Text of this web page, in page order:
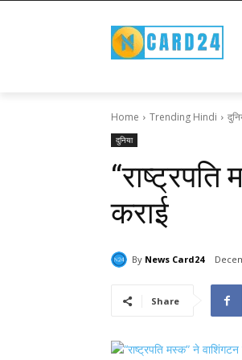
Home Trending Hindi
दुनिया
कराई
By News Card24
Share